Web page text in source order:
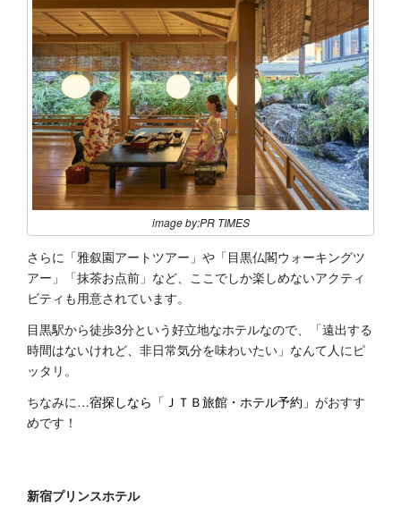
image by:PR TIMES
さらに「雅叙園アートツアー」や「目黒仏閣ウォーキングツ
アー」「抹茶お点前」など、ここでしか楽しめないアクティ
ビティも用意されています。
目黒駅から徒歩3分という好立地なホテルなので、「遠出する
時間はないけれど、非日常気分を味わいたい」なんて人にピ
ッタリ。
ちなみに…宿探しなら「ＪＴＢ旅館・ホテル予約」 がおすす
めです！
新宿プリンスホテル